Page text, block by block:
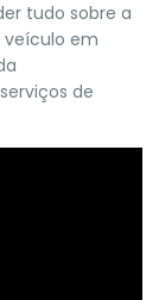
tudo sobre a
em
de